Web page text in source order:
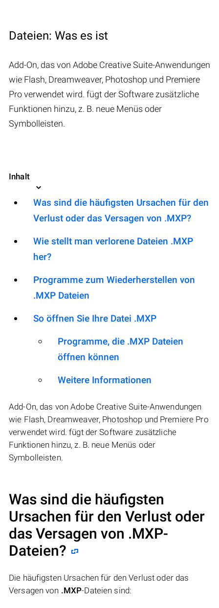
Dateien: Was es ist
Add-On, das von Adobe Creative Suite-Anwendungen
wie Flash, Dreamweaver, Photoshop und Premiere
Pro verwendet wird. fügt der Software zusätzliche
Funktionen hinzu, z. B. neue Menüs oder
Symbolleisten.
Inhalt
Was sind die häufigsten Ursachen für den
Verlust oder das Versagen von .MXP?
Wie stellt man verlorene Dateien .MXP
her?
Programme zum Wiederherstellen von
.MXP Dateien
So öffnen Sie Ihre Datei .MXP
Programme, die .MXP Dateien
öffnen können
Weitere Informationen
Add-On, das von Adobe Creative Suite-Anwendungen
wie Flash, Dreamweaver, Photoshop und Premiere Pro
verwendet wird. fügt der Software zusätzliche
Funktionen hinzu, z. B. neue Menüs oder
Symbolleisten.
Was sind die häufigsten
Ursachen für den Verlust oder
das Versagen von .MXP-
Dateien?
Die häufigsten Ursachen für den Verlust oder das
Versagen von .MXP-Dateien sind: